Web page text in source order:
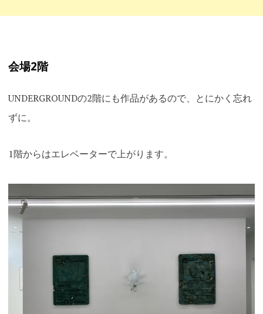
会場2階
UNDERGROUNDの2階にも作品があるので、とにかく忘れ
ずに。
1階からはエレベーターで上がります。